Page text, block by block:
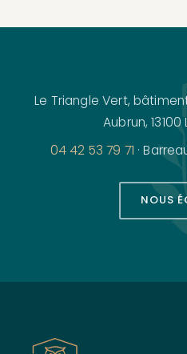
Le Triangle Vert,
Aubrun,
04 42 53 79 71 ·
NOUS